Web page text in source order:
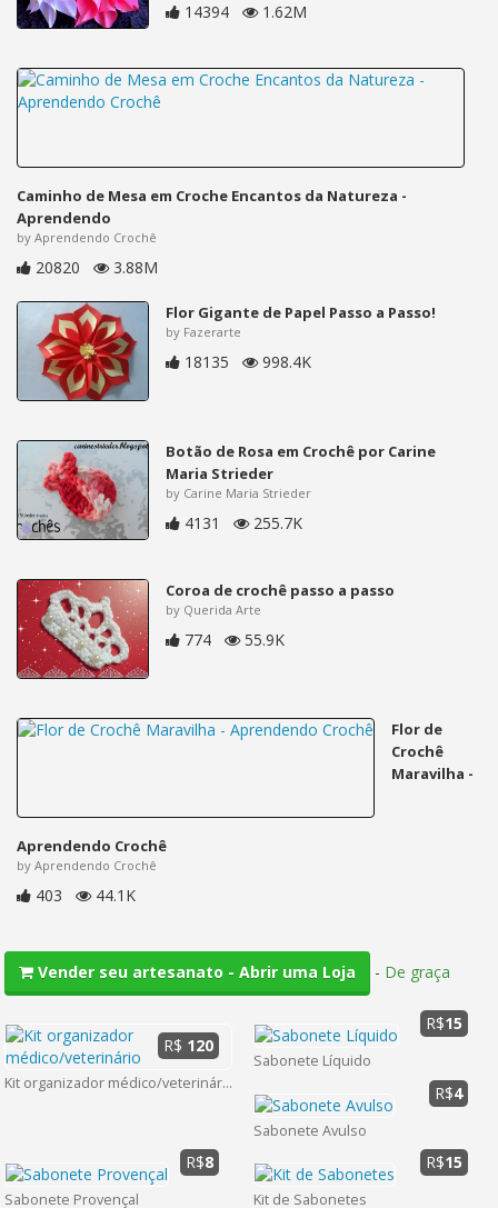
14394 1.62M
Caminho de Mesa em Croche Encantos da Natureza -
Aprendendo
by Aprendendo Crochê
20820 3.88M
Flor Gigante de Papel Passo a Passo!
by Fazerarte
18135 998.4K
Botão de Rosa em Crochê por Carine
Maria Strieder
by Carine Maria Strieder
4131 255.7K
Coroa de crochê passo a passo
by Querida Arte
774 55.9K
Flor de
Crochê
Maravilha -
Aprendendo Crochê
by Aprendendo Crochê
403 44.1K
Vender seu artesanato - Abrir uma Loja - De graça
Kit organizador médico/veterinário
R$ 120
Sabonete Líquido
R$15
Sabonete Avulso
R$4
Sabonete Provençal
R$8
Kit de Sabonetes
R$15